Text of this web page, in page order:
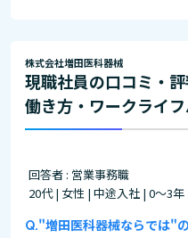
株式会社増田医科器械
現職社員の口コミ・
働き方・ワークライ
回答者 : 営業事務職
20代 | 女性 | 中途入社 | 0～3年
"増田医科器械ならでは"